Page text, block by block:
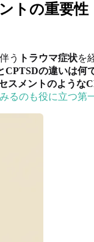
トの重要性
う トラウマ症状を
CPTSDの違いは何
スメントのような
るのも役に立つ第